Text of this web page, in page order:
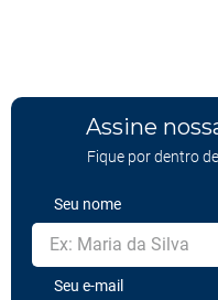
Assine
Fique por dentro
Seu nome
Seu e-mail